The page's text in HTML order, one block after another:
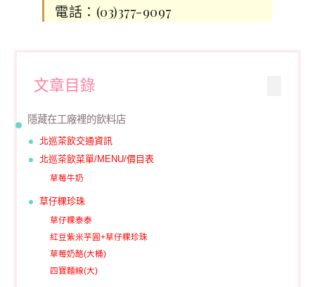
電話：(03)377-9097
文章目錄
隱藏在工廠裡的飲料店
北巡茶飲交通資訊
北巡茶飲菜單/MENU/價目表
草莓牛奶
草仔粿珍珠
草仔粿泰泰
紅豆紫米芋圓+草仔粿珍珠
草莓奶酪(大桶)
四寶麵線(大)